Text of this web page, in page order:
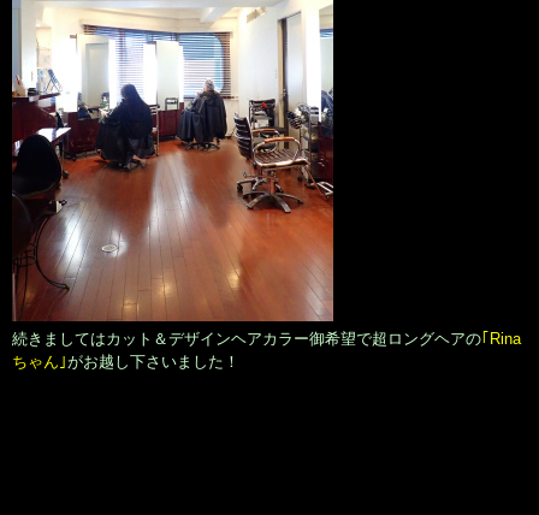
続きましてはカット＆デザインヘアカラー御希望で超ロングヘアの｢Rina
ちゃん｣がお越し下さいました！